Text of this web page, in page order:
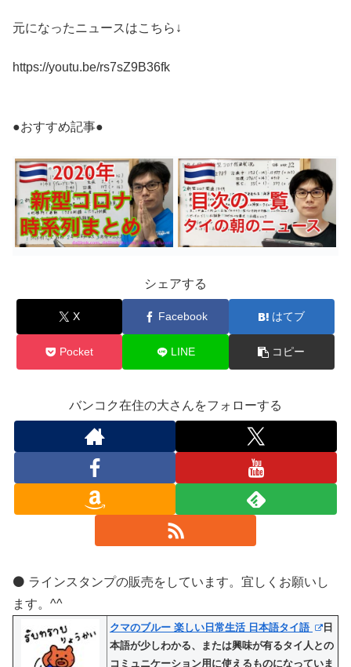
元になったニュースはこちら↓
https://youtu.be/rs7sZ9B36fk
●おすすめ記事●
シェアする
X Facebook はてブ
Pocket LINE コピー
バンコク在住の大さんをフォローする
⚫️ ラインスタンプの販売をしています。宜しくお願いし
ます。^^
クマのブルー 楽しい日常生活 日本語タイ語
日
本語が少しわかる、または興味が有るタイ人との
コミュニケーション用に使えるものになっていま